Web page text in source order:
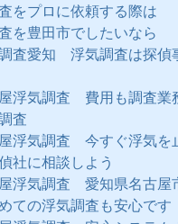
をプロに依頼する際は
を豊田市でしたいなら
査愛知 浮気調査は探偵
浮気調査 費用も調査業
査
浮気調査 今すぐ浮気を
社に相談しよう
浮気調査 愛知県名古屋
ての浮気調査も安心です